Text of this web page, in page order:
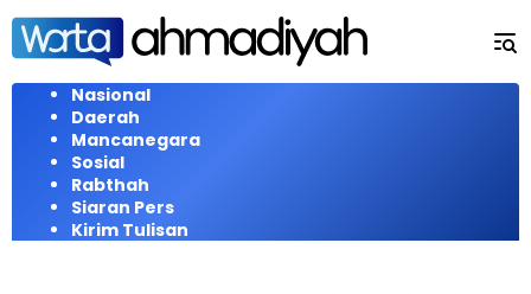
Langsung
konten
Nasional
Daerah
Mancanegara
Sosial
Rabthah
Siaran Pers
Kirim Tulisan